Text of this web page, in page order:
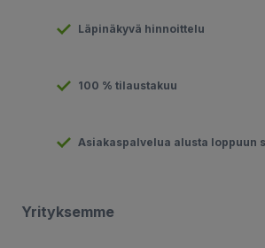
Läpinäkyvä hinnoittelu
100 % tilaustakuu
Asiakaspalvelua alusta loppuun
Yrityksemme